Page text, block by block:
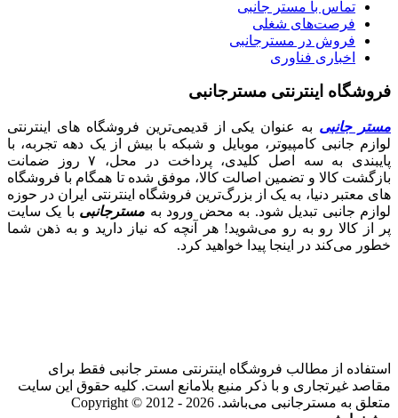
تماس با مستر جانبی
فرصت‌های شغلی
فروش در مسترجانبی
اخباری فناوری
فروشگاه اینترنتی مسترجانبی
مستر جانبی به عنوان یکی از قدیمی‌ترین فروشگاه های اینترنتی
لوازم جانبی کامپیوتر، موبایل و شبکه با بیش از یک دهه تجربه، با
پایبندی به سه اصل کلیدی، پرداخت در محل، ۷ روز ضمانت
بازگشت کالا و تضمین اصالت کالا، موفق شده تا همگام با فروشگاه‌
های معتبر دنیا، به یک از بزرگ‌ترین فروشگاه اینترنتی ایران در حوزه
لوازم جانبی تبدیل شود. به محض ورود به مسترجانبی با یک سایت
پر از کالا رو به رو می‌شوید! هر آنچه که نیاز دارید و به ذهن شما
خطور می‌کند در اینجا پیدا خواهید کرد.
استفاده از مطالب فروشگاه اینترنتی مستر جانبی فقط برای
مقاصد غیرتجاری و با ذکر منبع بلامانع است. کلیه حقوق این سایت
متعلق به مسترجانبی می‌باشد. Copyright © 2012 - 2026